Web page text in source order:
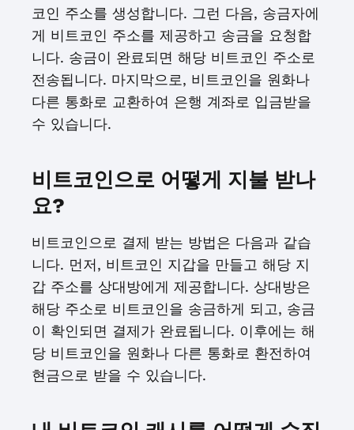
코인 주소를 생성합니다. 그런 다음, 송금자에
게 비트코인 주소를 제공하고 송금을 요청합
니다. 송금이 완료되면 해당 비트코인 주소로
전송됩니다. 마지막으로, 비트코인을 원화나
다른 통화로 교환하여 은행 계좌로 입금받을
수 있습니다.
비트코인으로 어떻게 지불 받나
요?
비트코인으로 결제 받는 방법은 다음과 같습
니다. 먼저, 비트코인 지갑을 만들고 해당 지
갑 주소를 상대방에게 제공합니다. 상대방은
해당 주소로 비트코인을 송금하게 되고, 송금
이 확인되면 결제가 완료됩니다. 이후에는 해
당 비트코인을 원화나 다른 통화로 환전하여
현금으로 받을 수 있습니다.